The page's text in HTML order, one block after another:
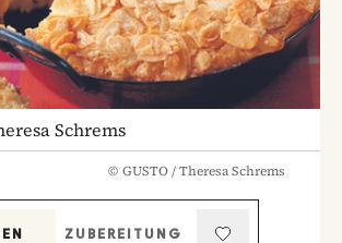
Schrems
© GUSTO / Theresa Schrems
ZUBEREITUNG